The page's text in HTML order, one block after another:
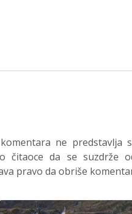
ne predstavlja
čitaoce da se suzdrže
pravo da obriše